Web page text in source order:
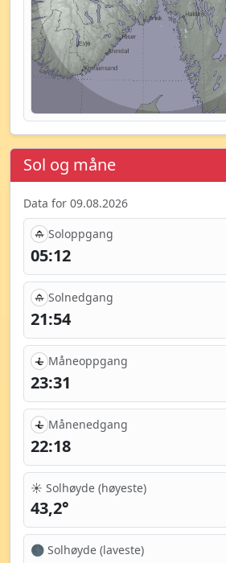
Sol og måne
Data for 09.08.2026
Soloppgang
05:12
Solnedgang
21:54
Måneoppgang
23:31
Månenedgang
22:18
☀️ Solhøyde (høyeste)
43,2°
🌑 Solhøyde (laveste)